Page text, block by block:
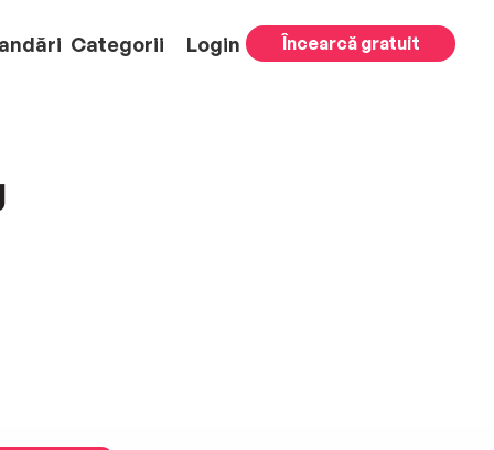
Categorii Login Încearcă gratuit